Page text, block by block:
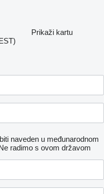
Prikaži kartu
naveden u međunarodnom
radimo s ovom državom